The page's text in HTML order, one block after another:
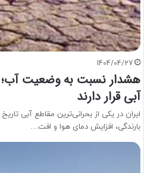
1404/04/27
آبی قرار دارند
ایران در یکی از بحرانی‌ترین مقاطع آبی
بارندگی، افزایش دمای هوا و افت…